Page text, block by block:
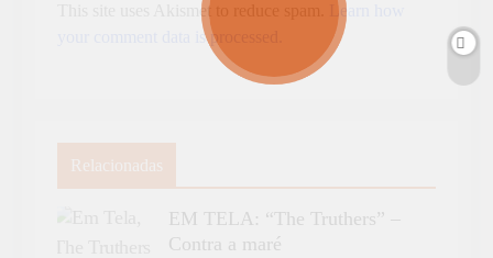
This site uses Akismet to reduce spam.
Learn how
your comment data is processed.
Relacionadas
EM TELA: “The Truthers” –
Contra a maré